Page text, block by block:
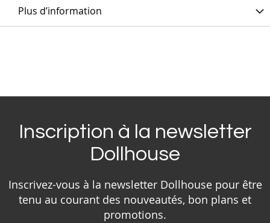
Plus d’information
Inscription à la newsletter
Dollhouse
Inscrivez-vous à la newsletter Dollhouse pour être
tenu au courant des nouveautés, bon plans et
promotions.